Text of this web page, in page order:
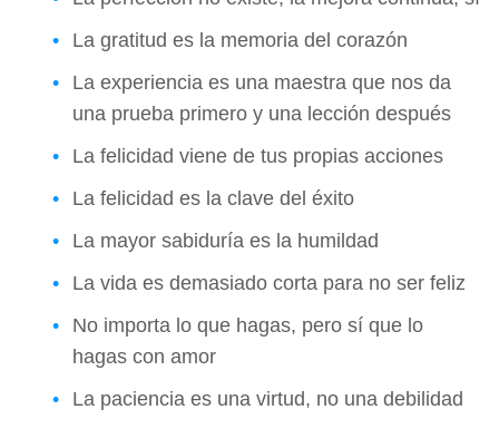
La gratitud es la memoria del corazón
La experiencia es una maestra que nos da
una prueba primero y una lección después
La felicidad viene de tus propias acciones
La felicidad es la clave del éxito
La mayor sabiduría es la humildad
La vida es demasiado corta para no ser feliz
No importa lo que hagas, pero sí que lo
hagas con amor
La paciencia es una virtud, no una debilidad